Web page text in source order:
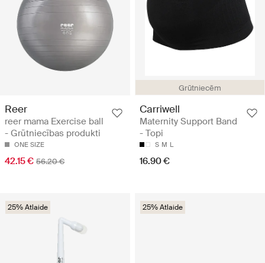
Reer
reer mama Exercise ball
- Grūtniecības produkti
ONE SIZE
42.15 € 56.20 €
Grūtniecēm
Carriwell
Maternity Support Band
- Topi
S M L
16.90 €
25% Atlaide 25% Atlaide